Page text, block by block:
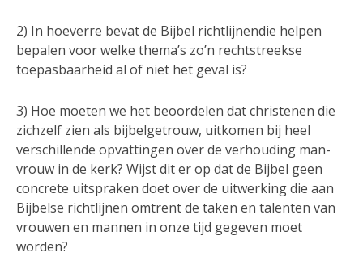
2) In hoeverre bevat de Bijbel richtlijnendie helpen
bepalen voor welke thema’s zo’n rechtstreekse
toepasbaarheid al of niet het geval is?
3) Hoe moeten we het beoordelen dat christenen die
zichzelf zien als bijbelgetrouw, uitkomen bij heel
verschillende opvattingen over de verhouding man-
vrouw in de kerk? Wijst dit er op dat de Bijbel geen
concrete uitspraken doet over de uitwerking die aan
Bijbelse richtlijnen omtrent de taken en talenten van
vrouwen en mannen in onze tijd gegeven moet
worden?